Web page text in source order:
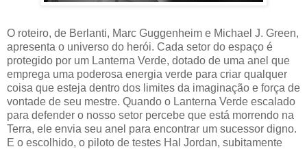
O roteiro, de Berlanti, Marc Guggenheim e Michael J. Green,
apresenta o universo do herói. Cada setor do espaço é
protegido por um Lanterna Verde, dotado de uma anel que
emprega uma poderosa energia verde para criar qualquer
coisa que esteja dentro dos limites da imaginação e força de
vontade de seu mestre. Quando o Lanterna Verde escalado
para defender o nosso setor percebe que está morrendo na
Terra, ele envia seu anel para encontrar um sucessor digno.
E o escolhido, o piloto de testes Hal Jordan, subitamente